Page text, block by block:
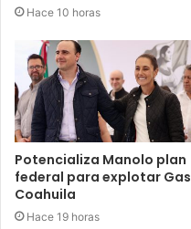
Hace 10 horas
Potencializa Manolo plan
federal para explotar Gas
Coahuila
Hace 19 horas